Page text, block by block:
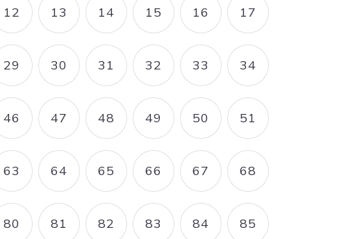
PAGE
12 PAGE
13 PAGE
14 PAGE
15 PAGE
16 PAGE
17
PAGE
29 PAGE
30 PAGE
31 PAGE
32 PAGE
33 PAGE
34
PAGE
46 PAGE
47 PAGE
48 PAGE
49 PAGE
50 PAGE
51
PAGE
63 PAGE
64 PAGE
65 PAGE
66 PAGE
67 PAGE
68
PAGE
80 PAGE
81 PAGE
82 PAGE
83 PAGE
84 PAGE
85